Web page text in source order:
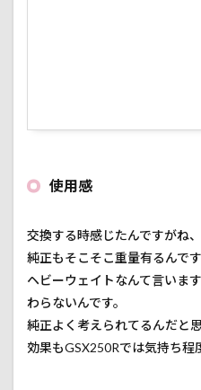
使用感
交換する時感じたんですがね、
純正もそこそこ重量有るんです
ヘビーウェイトなんて言いま
わらないんです。
純正よく考えられてるんだと思
効果もGSX250Rでは気持ち程